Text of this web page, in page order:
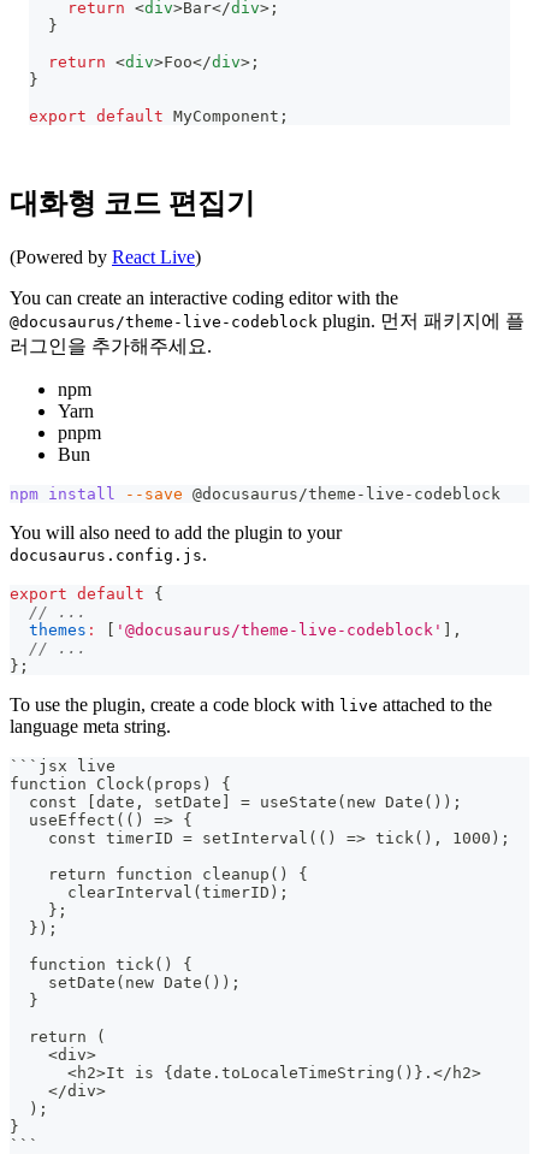
return <div>Bar</div> ;
}
return <div>Foo</div> ;
}
export default MyComponent ;
대화형 코드 편집기
(Powered by React Live)
You can create an interactive coding editor with the
@docusaurus/theme-live-codeblock plugin. 먼저 패키지에 플
러그인을 추가해주세요.
npm
Yarn
pnpm
Bun
npm install --save @docusaurus/theme-live-codeblock
You will also need to add the plugin to your
docusaurus.config.js.
export default
{
// ...
themes : '@docusaurus/theme-live-codeblock'
,
// ...
} ;
To use the plugin, create a code block with live attached to the
language meta string.
``` jsx live
function Clock(props) {
  const [date, setDate] = useState(new Date());
  useEffect(() => {
    const timerID = setInterval(() => tick(), 1000);
    return function cleanup() {
      clearInterval(timerID);
    };
  });
  function tick() {
    setDate(new Date());
  }
  return (
    <div>
      <h2>It is {date.toLocaleTimeString()}.</h2>
    </div>
  );
}
```